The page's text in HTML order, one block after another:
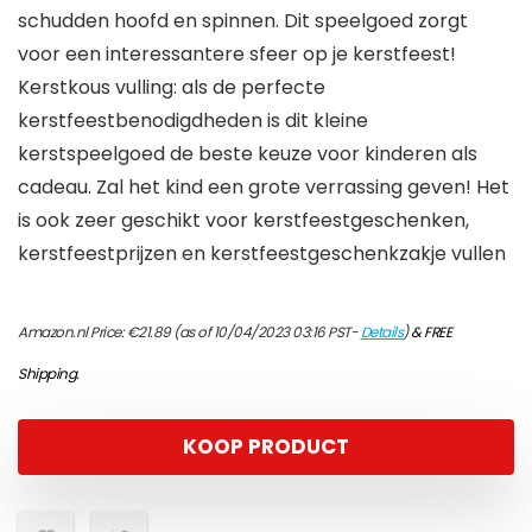
schudden hoofd en spinnen. Dit speelgoed zorgt
voor een interessantere sfeer op je kerstfeest!
Kerstkous vulling: als de perfecte
kerstfeestbenodigdheden is dit kleine
kerstspeelgoed de beste keuze voor kinderen als
cadeau. Zal het kind een grote verrassing geven! Het
is ook zeer geschikt voor kerstfeestgeschenken,
kerstfeestprijzen en kerstfeestgeschenkzakje vullen
Amazon.nl Price:€21.89(as of 10/04/2023 03:16 PST-Details)&FREE
Shipping.
KOOP PRODUCT